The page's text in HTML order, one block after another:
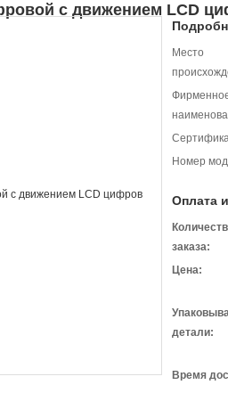
с движением LCD
Место
Номер
Оплата
заказа:
Цена:
детали:
Время